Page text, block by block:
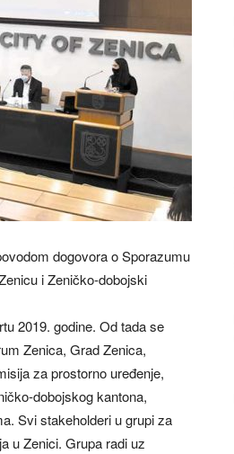
dogovora o Sporazumu
i Zeničko-dobojski
2019. godine. Od tada se
Zenica, Grad Zenica,
za prostorno uređenje,
dobojskog kantona,
Svi stakeholderi u grupi za
u Zenici. Grupa radi uz